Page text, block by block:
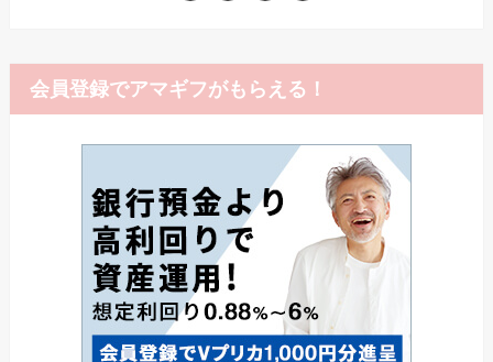
会員登録でアマギフがもらえる！